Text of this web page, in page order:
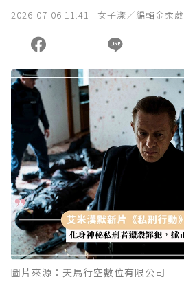
2026-07-06 11:41 女子漾／編輯金柔葳
圖片來源：天馬行空數位有限公司